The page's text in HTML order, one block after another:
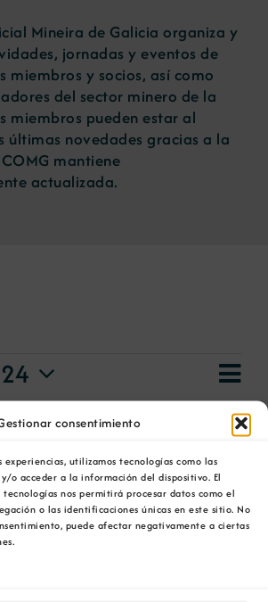
consentimiento
experiencias, utilizamos tecnologías como las
o acceder a la información del dispositivo. El
nos permitirá procesar datos como el
o las identificaciones únicas en este sitio. No
puede afectar negativamente a ciertas
Mineira de Galicia organiza y
jornadas y eventos de
miembros y socios, así como
del sector minero de la
miembros pueden estar al
últimas novedades gracias a la
mantiene
actualizada.
de
de
Día
Teórico de
de
00:00/31 de octubre